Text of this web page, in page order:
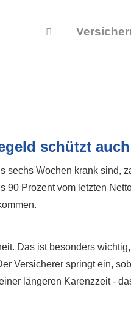
schützt
sechs Wochen krank sind,
Prozent vom letzten
Das ist besonders
Versicherer springt ein,
längeren Karenzzeit -